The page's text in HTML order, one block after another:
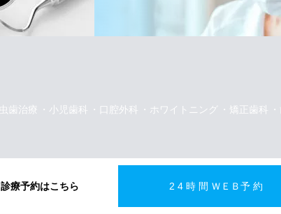
虫歯治療 小児歯科 口腔外科 ホワイトニング 矯正歯科
診療予約はこちら 2 4 時 間 ＷＥＢ予 約